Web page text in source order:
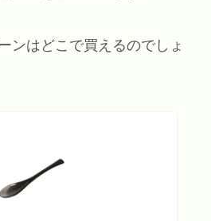
ンはどこで買えるのでしょ